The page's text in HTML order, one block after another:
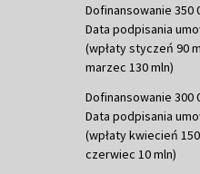
Dofinansowanie 350
Data podpisania
(wpłaty styczeń 90
marzec 130 mln)
Dofinansowanie 300
Data podpisania
(wpłaty kwiecień
czerwiec 10 mln)